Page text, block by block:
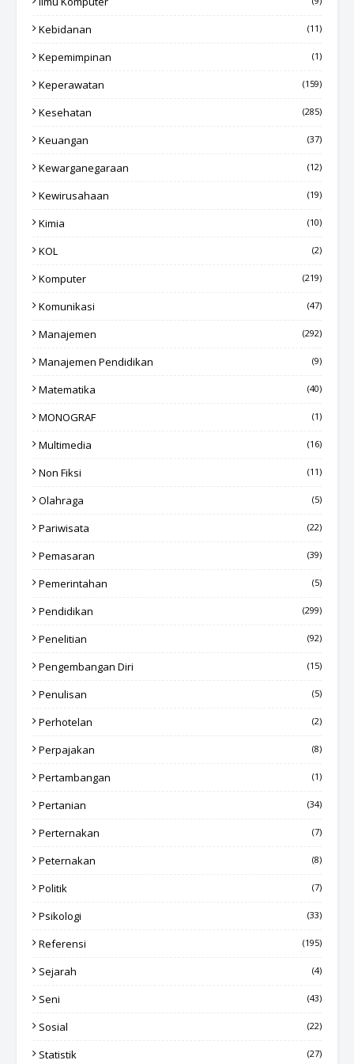
Kebidanan (11)
Kepemimpinan (1)
Keperawatan (159)
Kesehatan (285)
Keuangan (37)
Kewarganegaraan (12)
Kewirusahaan (19)
Kimia (10)
KOL (2)
Komputer (219)
Komunikasi (47)
Manajemen (292)
Manajemen Pendidikan (9)
Matematika (40)
MONOGRAF (1)
Multimedia (16)
Non Fiksi (11)
Olahraga (5)
Pariwisata (22)
Pemasaran (39)
Pemerintahan (5)
Pendidikan (299)
Penelitian (92)
Pengembangan Diri (15)
Penulisan (5)
Perhotelan (2)
Perpajakan (8)
Pertambangan (1)
Pertanian (34)
Perternakan (7)
Peternakan (8)
Politik (7)
Psikologi (33)
Referensi (195)
Sejarah (4)
Seni (43)
Sosial (22)
Statistik (27)